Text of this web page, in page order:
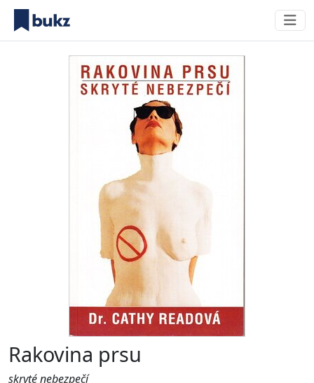
Rakovina prsu
skryté nebezpečí